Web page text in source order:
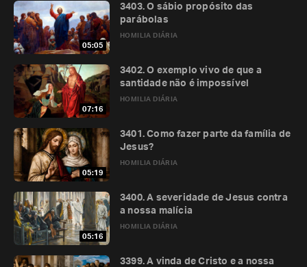
05:05
HOMILIA DIÁRIA
3403. O sábio propósito das
parábolas
07:16
HOMILIA DIÁRIA
3402. O exemplo vivo de que a
santidade não é impossível
05:19
HOMILIA DIÁRIA
3401. Como fazer parte da família de
Jesus?
05:16
HOMILIA DIÁRIA
3400. A severidade de Jesus contra
a nossa malícia
3399. A vinda de Cristo e a nossa